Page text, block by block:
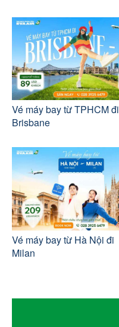
Vé máy bay từ TPHCM đi
Brisbane
Vé máy bay từ Hà Nội đi
Milan